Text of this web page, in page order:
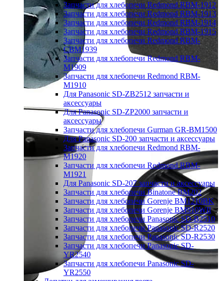
Запчасти для хлебопечи Redmond RBM-1912
Запчасти для хлебопечи Redmond RBM-1913
Запчасти для хлебопечи Redmond RBM-1914
Запчасти для хлебопечи Redmond RBM-1915
Запчасти для хлебопечи Redmond RBM-
CBM1939
Запчасти для хлебопечи Redmond RBM-
M1909
Запчасти для хлебопечи Redmond RBM-
M1910
Для Panasonic SD-ZB2512 запчасти и
аксессуары
Для Panasonic SD-ZP2000 запчасти и
аксессуары
Запчасти для хлебопечи Gurman GR-BM1500
Для Panasonic SD-200 запчасти и аксессуары
Запчасти для хлебопечи Redmond RBM-
M1920
Запчасти для хлебопечи Redmond RBM-
M1921
Для Panasonic SD-207 запчасти и аксессуары
Запчасти для хлебопечи Binatone BM202
Запчасти для хлебопечи Gorenje BM1210BK
Запчасти для хлебопечи Gorenje BM910WII
Запчасти для хлебопечи Panasonic SD-B2510
Запчасти для хлебопечи Panasonic SD-R2520
Запчасти для хлебопечи Panasonic SD-R2530
Запчасти для хлебопечи Panasonic SD-
YR2540
Запчасти для хлебопечи Panasonic SD-
YR2550